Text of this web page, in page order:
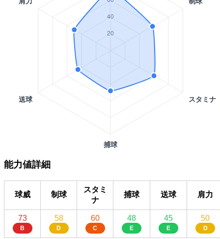
能力値詳細
球威 制球
スタミ
ナ
捕球 送球 肩力
73
B
58
D
60
C
48
E
45
E
50
D